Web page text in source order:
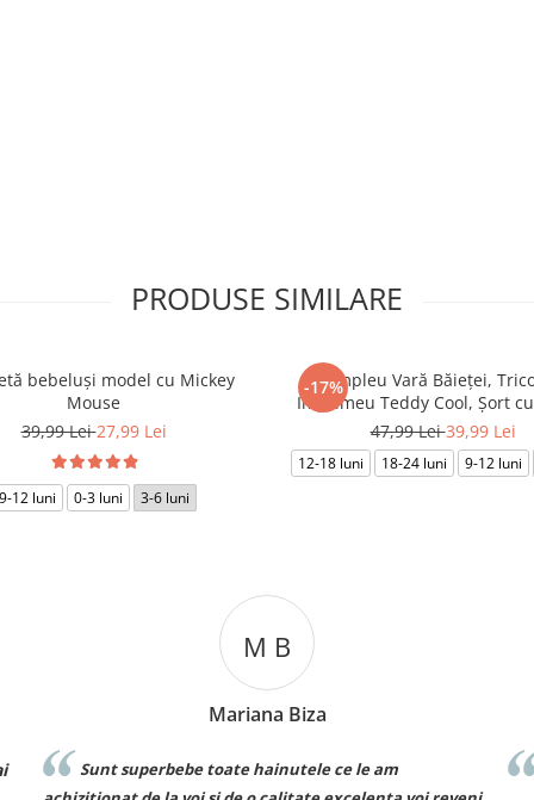
PRODUSE SIMILARE
bebeluși model cu Mickey
Mouse
39,99 Lei27,99 Lei
12 luni 0-3 luni 3-6 luni
-17%
Compleu Vară Băieței,
Imprimeu Teddy Cool, Șort
Grafic
47,99 Lei39,99 Lei
12-18 luni 18-24 luni 9-12 luni
toate hainutele ce le am
Recomand cu